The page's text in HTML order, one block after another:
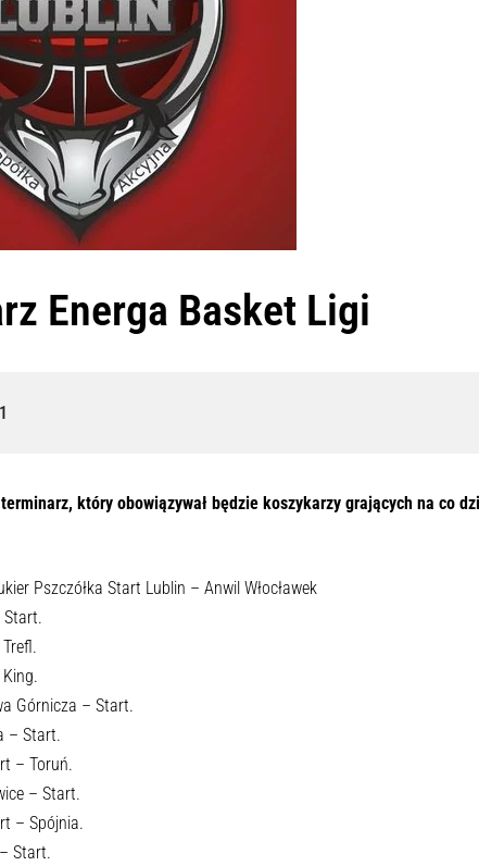
Energa Basket Ligi
który obowiązywał będzie koszykarzy grających na co
Pszczółka Start Lublin – Anwil Włocławek
Start.
Górnicza – Start.
– Start.
– Toruń.
– Start.
– Spójnia.
Start.